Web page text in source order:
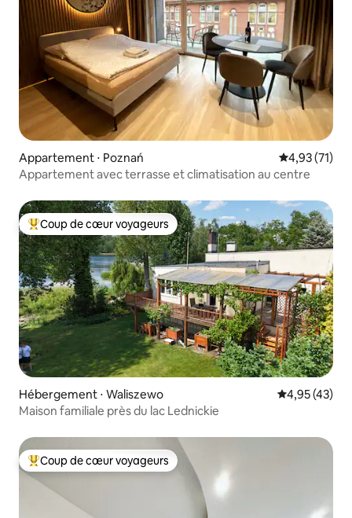
Appartement ⋅ Poznań Évaluation
4,93 (71)
Appartement avec terrasse et climatisation au centre
Coups de cœur voyageurs les plus appréciés
Coup de cœur voyageurs
Hébergement ⋅ Waliszewo Évaluation
4,95 (43)
Maison familiale près du lac Lednickie
Coups de cœur voyageurs les plus appréciés
Coup de cœur voyageurs